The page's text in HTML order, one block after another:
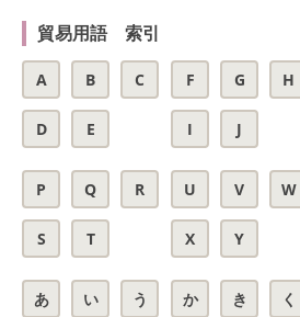
貿易用語 索引
A B C
D E
F G H
I J
P Q R
S T
U V W
X Y
あ い う か き く